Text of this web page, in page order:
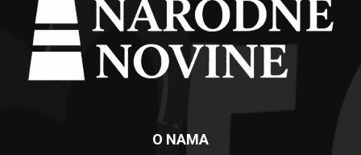
O NAMA